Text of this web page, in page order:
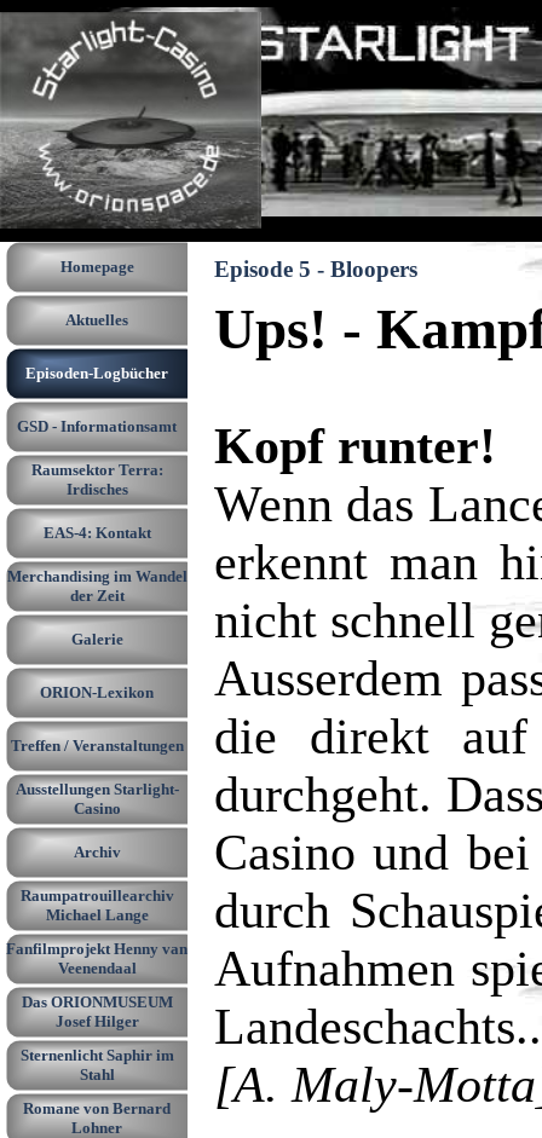
Direkt zum Seiteninhalt
Menü überspringen
Homepage
Aktuelles
Episoden-Logbücher
GSD - Informationsamt
Raumsektor Terra:
Irdisches
▼
EAS-4: Kontakt
Merchandising im Wandel
der Zeit
Galerie ▼
ORION-Lexikon ▼
Treffen / Veranstaltungen ▼
Ausstellungen Starlight-
Casino
▼
Archiv ▼
Raumpatrouillearchiv
Michael Lange
▼
Fanfilmprojekt Henny van
Veenendaal
Das ORIONMUSEUM
Josef Hilger
Sternenlicht Saphir im
Stahl
Romane von Bernard
Lohner
Episode 5 - Bloopers
Ups! -
Kopf runter!
Wenn das
erkennt man
nicht schnell
Ausserdem
die direkt auf
durchgeht.
Casino und
durch
Aufnahmen
[A. Maly-